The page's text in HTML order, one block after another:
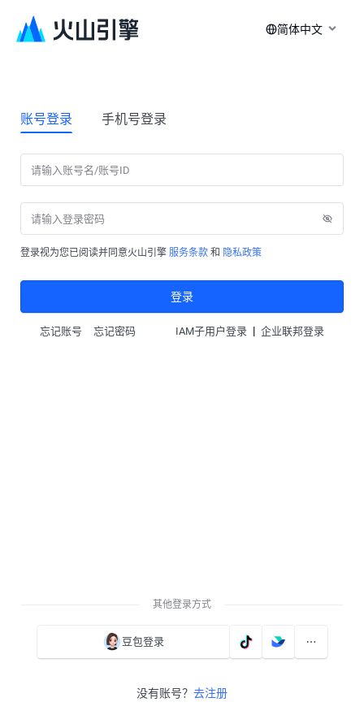
简体中文
账号登录 手机号登录
登录视为您已阅读并同意火山引擎 服务条款 和 隐私政策
登录
忘记账号 忘记密码 IAM子用户登录 | 企业联邦登录
其他登录方式
豆包登录
没有账号？ 去注册